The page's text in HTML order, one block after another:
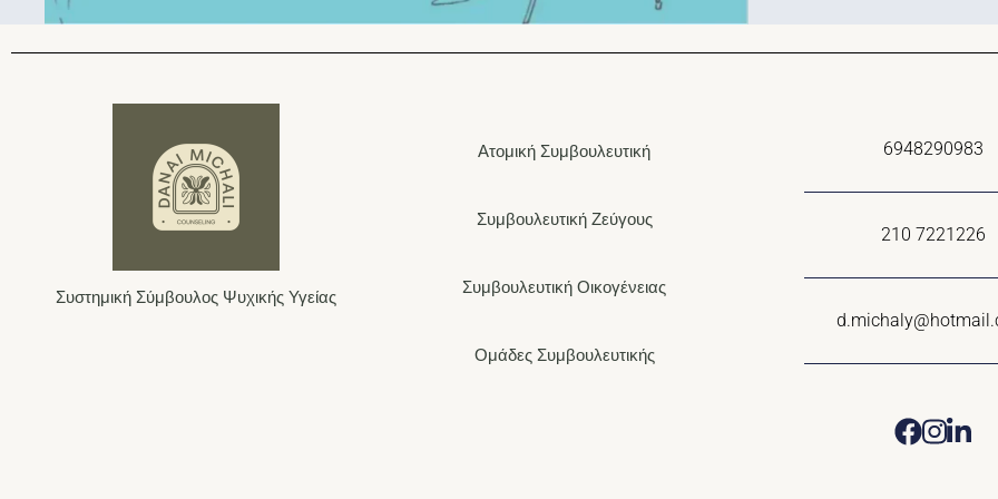
Συστημική Σύμβουλος Ψυχικής Υγείας
Ατομική Συμβουλευτική
Συμβουλευτική Ζεύγους
Συμβουλευτική Οικογένειας
Ομάδες Συμβουλευτικής
6948290983
210 7221226